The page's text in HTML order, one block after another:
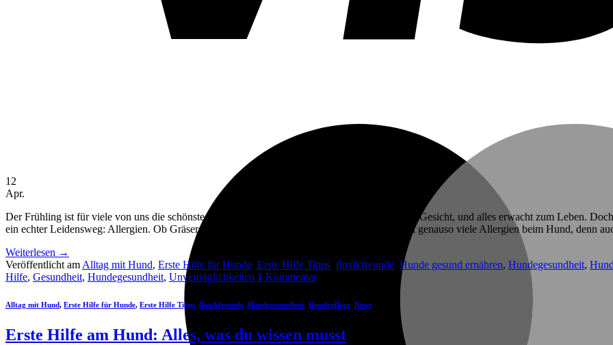
12
Apr.
Der Frühling ist für viele von uns die schönste Jahreszeit: Blumen blühen, die Sonne wärmt das Gesicht, und alles erwacht zum Leben.
ein echter Leidensweg: Allergien. Ob Gräser, Blütenpollen oder Hausstaubmilben. Aber es gibt genauso viele Allergien beim Hund, denn
Weiterlesen →
Veröffentlicht am Alltag mit Hund, Erste Hilfe für Hunde Erste Hilfe Tipps floxikfreunde Hunde gesund ernähren, Hundegesundheit,
Hilfe, Gesundheit, Hundegesundheit, Unverträglichkeiten 1 Kommentar
Alltag mit Hund, Erste Hilfe für Hunde, Erste Hilfe Tipps floxikfreunde Hundegesundheit Hundepflege News
Erste Hilfe am Hund: Alles, was du wissen musst